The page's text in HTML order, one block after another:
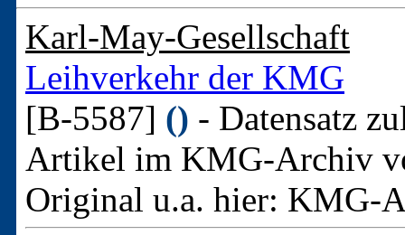
Karl-May-Gesellschaft
Leihverkehr der KMG
[B-5587] () - Datensatz
Artikel im KMG-Archiv
Original u.a. hier: KMG-